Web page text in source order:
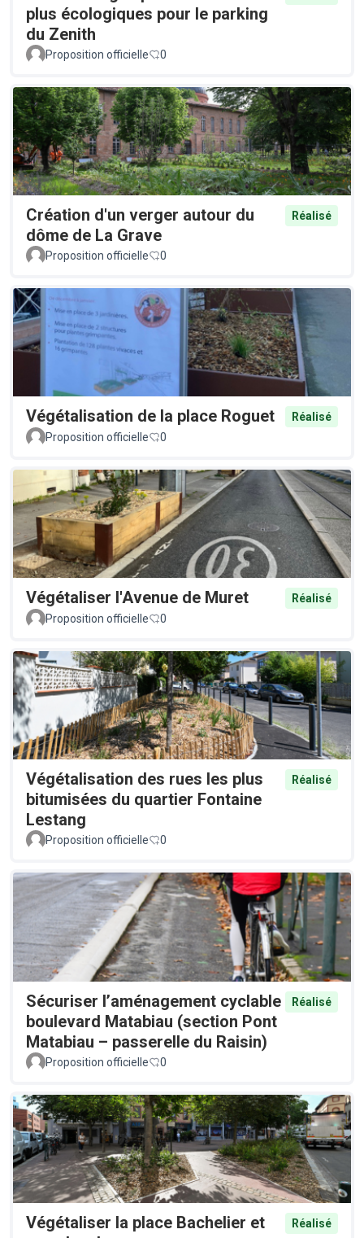
plus écologiques pour le parking
du Zenith
Proposition officielle 0
Création d'un verger autour du
dôme de La Grave
Réalisé
Proposition officielle 0
Végétalisation de la place Roguet
Réalisé
Proposition officielle
0
Végétaliser l'Avenue de Muret
Réalisé
Proposition officielle
0
Végétalisation des rues les plus
bitumisées du quartier Fontaine
Lestang
Réalisé
Proposition officielle 0
Sécuriser l’aménagement cyclable
boulevard Matabiau (section Pont
Matabiau – passerelle du Raisin)
Réalisé
Proposition officielle 0
Végétaliser la place Bachelier et
Réalisé